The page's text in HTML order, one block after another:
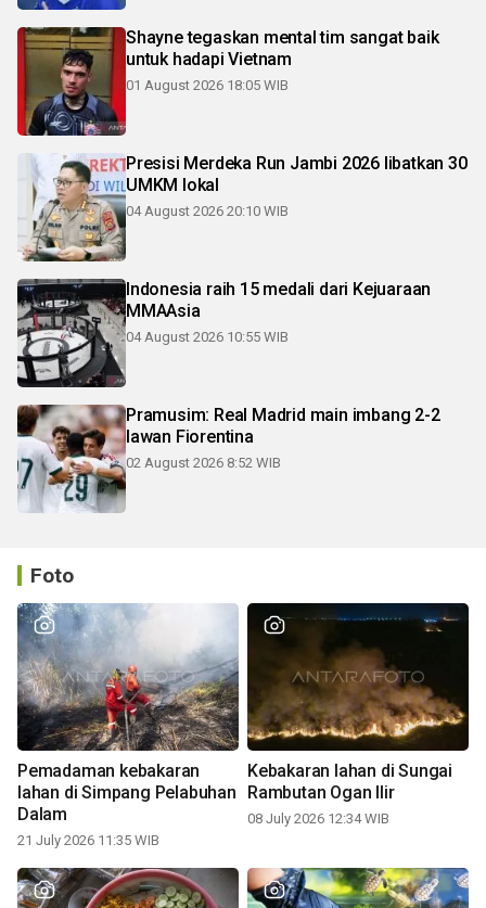
Shayne tegaskan mental tim sangat baik
untuk hadapi Vietnam
01 August 2026 18:05 WIB
Presisi Merdeka Run Jambi 2026 libatkan 30
UMKM lokal
04 August 2026 20:10 WIB
Indonesia raih 15 medali dari Kejuaraan
MMAAsia
04 August 2026 10:55 WIB
Pramusim: Real Madrid main imbang 2-2
lawan Fiorentina
02 August 2026 8:52 WIB
Foto
Pemadaman kebakaran
lahan di Simpang Pelabuhan
Dalam
21 July 2026 11:35 WIB
Kebakaran lahan di Sungai
Rambutan Ogan Ilir
08 July 2026 12:34 WIB